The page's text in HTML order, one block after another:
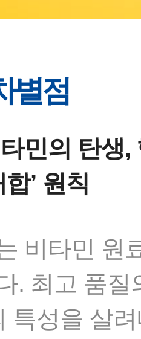
별점
민의 탄생,
’ 원칙
비타민 원
. 최고 품
특성을 살